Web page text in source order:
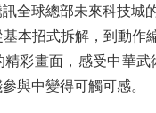
球總部未來科技城的
本招式拆解，到動作
彩畫面，感受中華
與中變得可觸可感。